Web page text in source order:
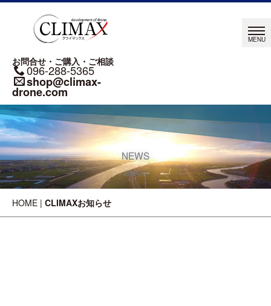
お問合せ・ご購入・ご相談
096-288-5365
shop@climax-
drone.com
NEWS
お知らせ
HOME | CLIMAXお知らせ